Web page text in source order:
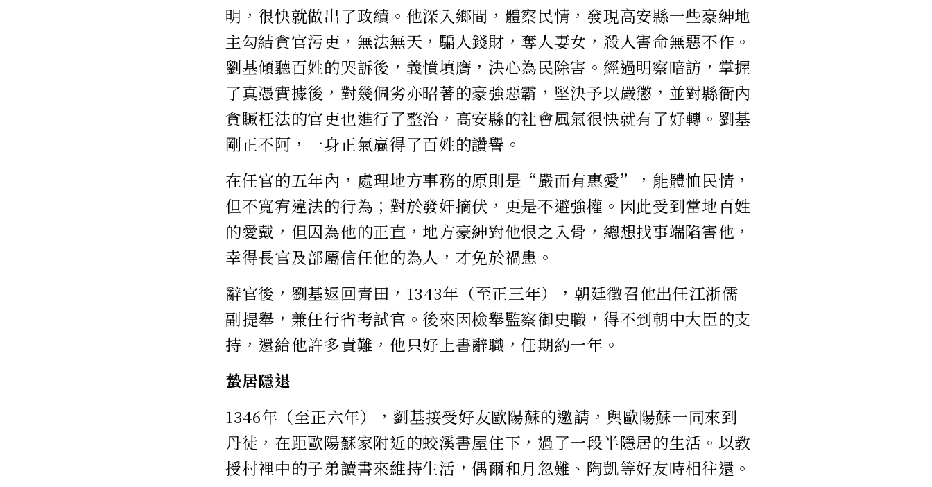
明，很快就做出了政績。他深入鄉間，體察民情，發現高安縣一些豪紳地
主勾結貪官污吏，無法無天，騙人錢財，奪人妻女，殺人害命無惡不作。
劉基傾聽百姓的哭訴後，義憤填膺，決心為民除害。經過明察暗訪，掌握
了真憑實據後，對幾個劣亦昭著的豪強惡霸，堅決予以嚴懲，並對縣衙內
貪贓枉法的官吏也進行了整治，高安縣的社會風氣很快就有了好轉。劉基
剛正不阿，一身正氣贏得了百姓的讚譽。
在任官的五年內，處理地方事務的原則是“嚴而有惠愛”，能體恤民情，
但不寬宥違法的行為；對於發奸摘伏，更是不避強權。因此受到當地百姓
的愛戴，但因為他的正直，地方豪紳對他恨之入骨，總想找事端陷害他，
幸得長官及部屬信任他的為人，才免於禍患。
辭官後，劉基返回青田，1343年（至正三年），朝廷徵召他出任江浙儒
副提舉，兼任行省考試官。後來因檢舉監察御史職，得不到朝中大臣的支
持，還給他許多責難，他只好上書辭職，任期約一年。
蟄居隱退
1346年（至正六年），劉基接受好友歐陽蘇的邀請，與歐陽蘇一同來到
丹徒，在距歐陽蘇家附近的蛟溪書屋住下，過了一段半隱居的生活。以教
授村裡中的子弟讀書來維持生活，偶爾和月忽難、陶凱等好友時相往還。